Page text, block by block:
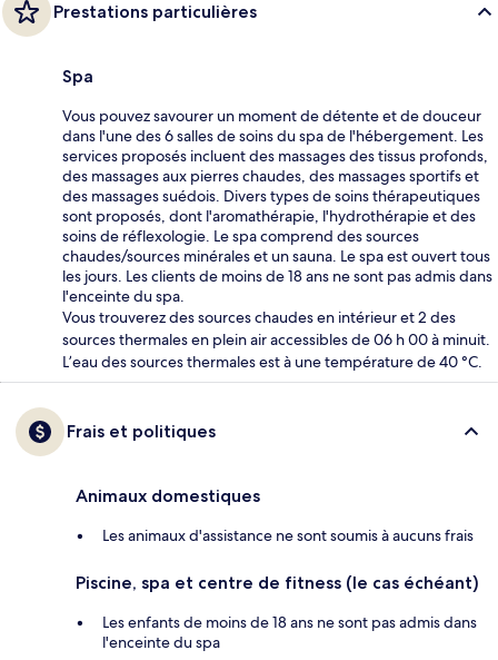
Prestations particulières
Spa
Vous pouvez savourer un moment de détente et de douceur
dans l'une des 6 salles de soins du spa de l'hébergement. Les
services proposés incluent des massages des tissus profonds,
des massages aux pierres chaudes, des massages sportifs et
des massages suédois. Divers types de soins thérapeutiques
sont proposés, dont l'aromathérapie, l'hydrothérapie et des
soins de réflexologie. Le spa comprend des sources
chaudes/sources minérales et un sauna. Le spa est ouvert tous
les jours. Les clients de moins de 18 ans ne sont pas admis dans
l'enceinte du spa.
Vous trouverez des sources chaudes en intérieur et 2 des
sources thermales en plein air accessibles de 06 h 00 à minuit.
L’eau des sources thermales est à une température de 40 °C.
Frais et politiques
Animaux domestiques
Les animaux d'assistance ne sont soumis à aucuns frais
Piscine, spa et centre de fitness (le cas échéant)
Les enfants de moins de 18 ans ne sont pas admis dans
l'enceinte du spa